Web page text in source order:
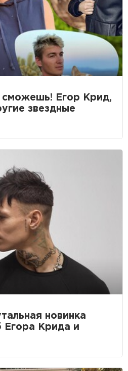
сможешь! Егор Крид,
звездные
новинка
Егора Крида и